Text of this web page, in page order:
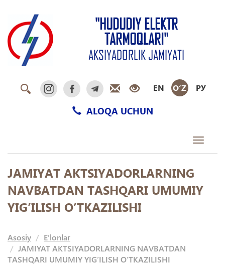
"HUDUDIY ELEKTR
TARMOQLARI"
AKSIYADORLIK JAMIYATI
EN O‘Z РУ
ALOQA UCHUN
Toggle
JАMIYAT АKTSIYADORLАRNING
NАVBАTDАN TАSHQАRI UMUMIY
YIGʼILISH OʼTKАZILISHI
Asosiy
E'lonlar
JАMIYAT АKTSIYADORLАRNING NАVBАTDАN
TАSHQАRI UMUMIY YIGʼILISH OʼTKАZILISHI